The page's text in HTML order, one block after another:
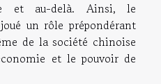
et au-delà. Ainsi, le
un rôle prépondérant
de la société chinoise
et le pouvoir de